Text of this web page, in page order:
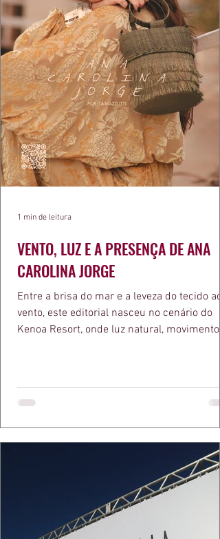
VENTO, LUZ E A PRESENÇA DE ANA
CAROLINA JORGE
Entre a brisa do mar e a leveza do tecido ao
vento, este editorial nasceu no cenário do
Kenoa Resort, onde luz natural, movimento e
algo de intemporal em vestir o vento e
que ele conduza a cena. Cada dobra do
cada reflexo dourado da luz sobre a pe
1 min de leitura